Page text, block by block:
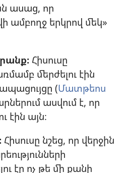
ասաց, որ
ամբողջ երկրով մեկ»
Հիսուսը
մերժելու էին
(Մատթեոս
ասվում է, որ
էին այն։
Հիսուսը նշեց, որ վերջին
էր ոչ թե մի քանի